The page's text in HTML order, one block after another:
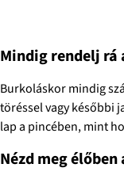
Mindig rendelj rá
Burkoláskor mindig
töréssel vagy későbbi
lap a pincében, mint
Nézd meg